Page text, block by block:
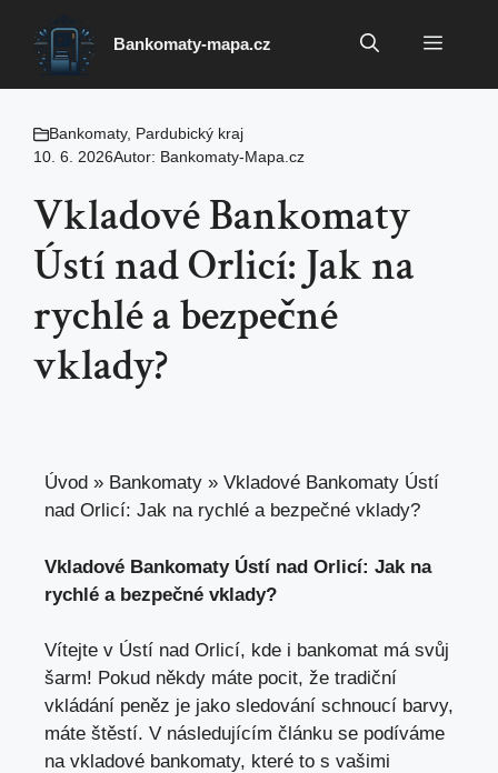
obsah
Bankomaty-mapa.cz Menu
Bankomaty, Pardubický kraj
10. 6. 2026Autor: Bankomaty-Mapa.cz
Vkladové Bankomaty
Ústí nad Orlicí: Jak na
rychlé a bezpečné
vklady?
Úvod » Bankomaty » Vkladové Bankomaty Ústí
nad Orlicí: Jak na rychlé a bezpečné vklady?
Vkladové Bankomaty Ústí nad Orlicí: Jak na
rychlé a bezpečné vklady?
Vítejte v Ústí nad Orlicí, kde i bankomat má svůj
šarm! Pokud někdy máte pocit, že tradiční
vkládání peněz je jako sledování schnoucí barvy,
máte štěstí. V následujícím článku se podíváme
na vkladové bankomaty, které to s vašimi